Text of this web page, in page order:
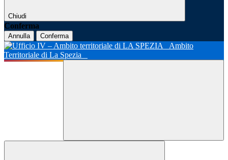
Chiudi
Conferma
Annulla Conferma
Ambito
Territoriale di La Spezia